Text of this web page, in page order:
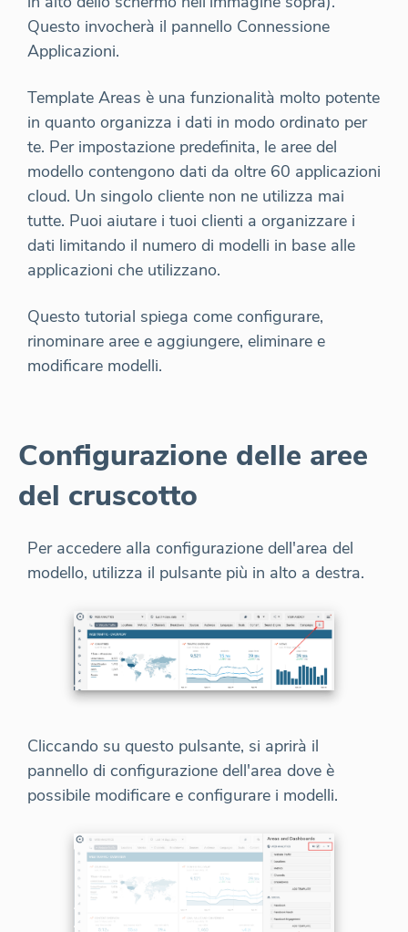
Questo invocherà il pannello Connessione
Applicazioni.
Template Areas è una funzionalità molto potente
in quanto organizza i dati in modo ordinato per
te. Per impostazione predefinita, le aree del
modello contengono dati da oltre 60 applicazioni
cloud. Un singolo cliente non ne utilizza mai
tutte. Puoi aiutare i tuoi clienti a organizzare i
dati limitando il numero di modelli in base alle
applicazioni che utilizzano.
Questo tutorial spiega come configurare,
rinominare aree e aggiungere, eliminare e
modificare modelli.
Configurazione delle aree
del cruscotto
Per accedere alla configurazione dell'area del
modello, utilizza il pulsante più in alto a destra.
Cliccando su questo pulsante, si aprirà il
pannello di configurazione dell'area dove è
possibile modificare e configurare i modelli.